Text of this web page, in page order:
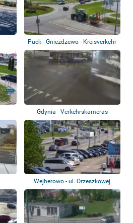
Puck - Gnieżdżewo - Kreisverkehr
Gdynia - Verkehrskameras
Wejherowo - ul. Orzeszkowej